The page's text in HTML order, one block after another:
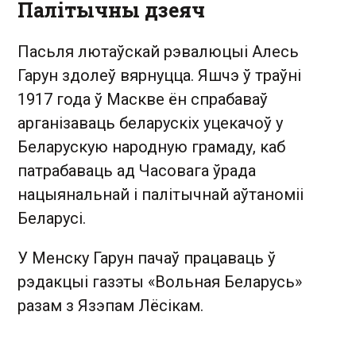
Палітычны дзеяч
Пасьля лютаўскай рэвалюцыі Алесь
Гарун здолеў вярнуцца. Яшчэ ў траўні
1917 года ў Маскве ён спрабаваў
арганізаваць беларускіх уцекачоў у
Беларускую народную грамаду, каб
патрабаваць ад Часовага ўрада
нацыянальнай і палітычнай аўтаноміі
Беларусі.
У Менску Гарун пачаў працаваць ў
рэдакцыі газэты «Вольная Беларусь»
разам з Язэпам Лёсікам.